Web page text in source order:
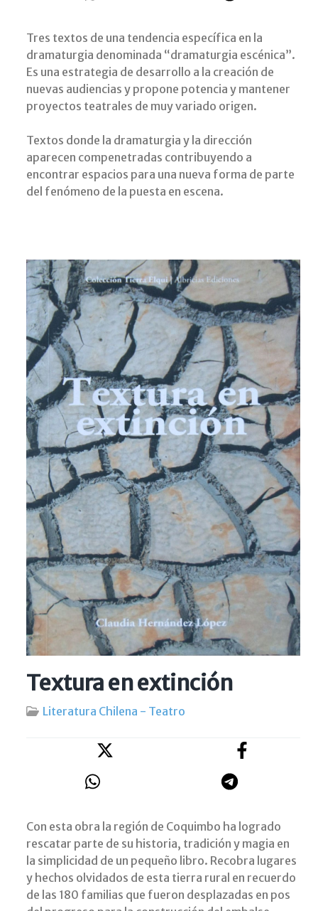
Tres textos de una tendencia específica en la
dramaturgia denominada “dramaturgia escénica”.
Es una estrategia de desarrollo a la creación de
nuevas audiencias y propone potencia y mantener
proyectos teatrales de muy variado origen.
Textos donde la dramaturgia y la dirección
aparecen compenetradas contribuyendo a
encontrar espacios para una nueva forma de parte
del fenómeno de la puesta en escena.
Textura en extinción
Literatura Chilena - Teatro
Con esta obra la región de Coquimbo ha logrado
rescatar parte de su historia, tradición y magia en
la simplicidad de un pequeño libro. Recobra lugares
y hechos olvidados de esta tierra rural en recuerdo
de las 180 familias que fueron desplazadas en pos